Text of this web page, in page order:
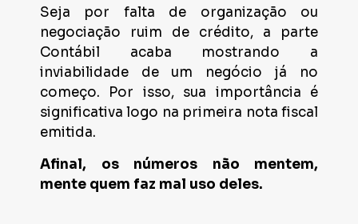
Seja por falta de organização ou
negociação ruim de crédito, a parte
Contábil acaba mostrando a
inviabilidade de um negócio já no
começo. Por isso, sua importância é
significativa logo na primeira nota fiscal
emitida.
Afinal, os números não mentem,
mente quem faz mal uso deles.